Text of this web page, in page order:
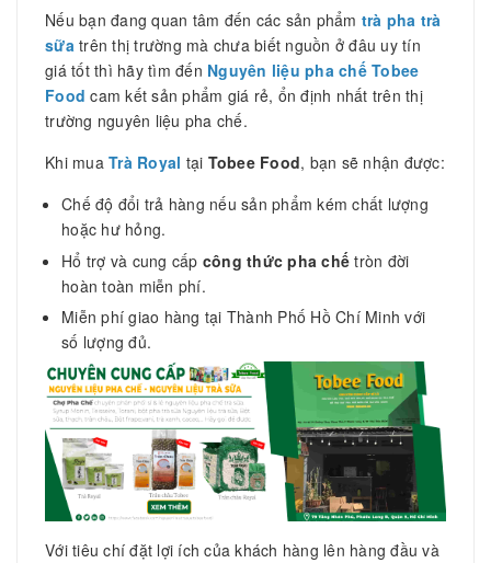
Nếu bạn đang quan tâm đến các sản phẩm trà pha trà
sữa trên thị trường mà chưa biết nguồn ở đâu uy tín
giá tốt thì hãy tìm đến Nguyên liệu pha chế Tobee
Food cam kết sản phẩm giá rẻ, ổn định nhất trên thị
trường nguyên liệu pha chế.
Khi mua Trà Royal tại Tobee Food, bạn sẽ nhận được:
Chế độ đổi trả hàng nếu sản phẩm kém chất lượng
hoặc hư hỏng.
Hổ trợ và cung cấp công thức pha chế tròn đời
hoàn toàn miễn phí.
Miễn phí giao hàng tại Thành Phố Hồ Chí Minh với
số lượng đủ.
Với tiêu chí đặt lợi ích của khách hàng lên hàng đầu và